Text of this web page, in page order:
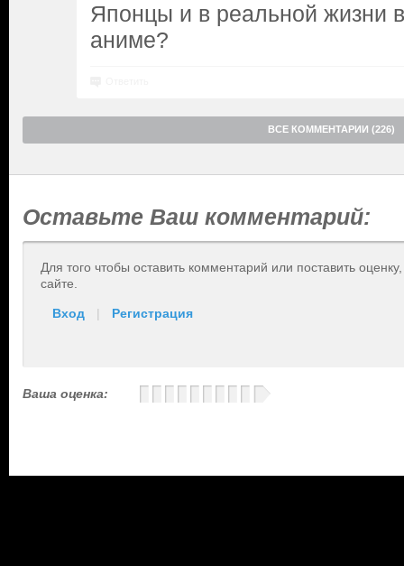
Японцы и в реальной жизни
аниме?
ВСЕ КОММЕНТАРИИ (226)
Оставьте Ваш комментарий:
Для того чтобы оставить комментарий или поставить
сайте.
Вход | Регистрация
Ваша оценка: